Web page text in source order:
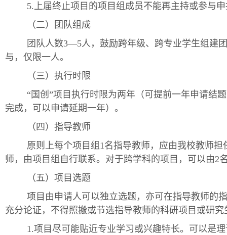
5.上届终止项目的项目组成员不能再主持或参与
（二）团队组成
团队人数3—5人，鼓励跨年级、跨专业学生组建
与，仅限一人。
（三）执行时限
“国创”项目执行时限为两年（可提前一年申请结
完成，可以申请延期一年）。
（四）指导教师
原则上每个项目组1名指导教师，应由我校教师
师，由项目组自行联系。对于跨学科的项目，可以由2
（五）项目选题
项目由申请人可以独立选题，亦可在指导教师的
充分论证，不得照搬或节选指导教师的科研项目或研
1.项目尽可能贴近专业学习或兴趣特长。可以是